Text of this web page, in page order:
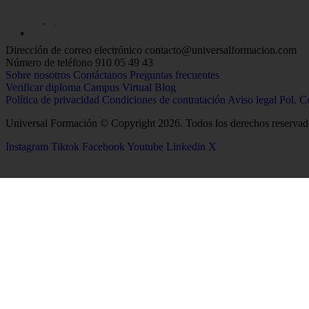
Dirección de correo electrónico contacto@universalformacion.com
Número de teléfono 910 05 49 43
Sobre nosotros Contáctanos Preguntas frecuentes
Verificar diploma Campus Virtual Blog
Política de privacidad Condiciones de contratación Aviso legal Pol.
Universal Formación © Copyright 2026. Todos los derechos
Instagram Tiktok Facebook Youtube Linkedin X